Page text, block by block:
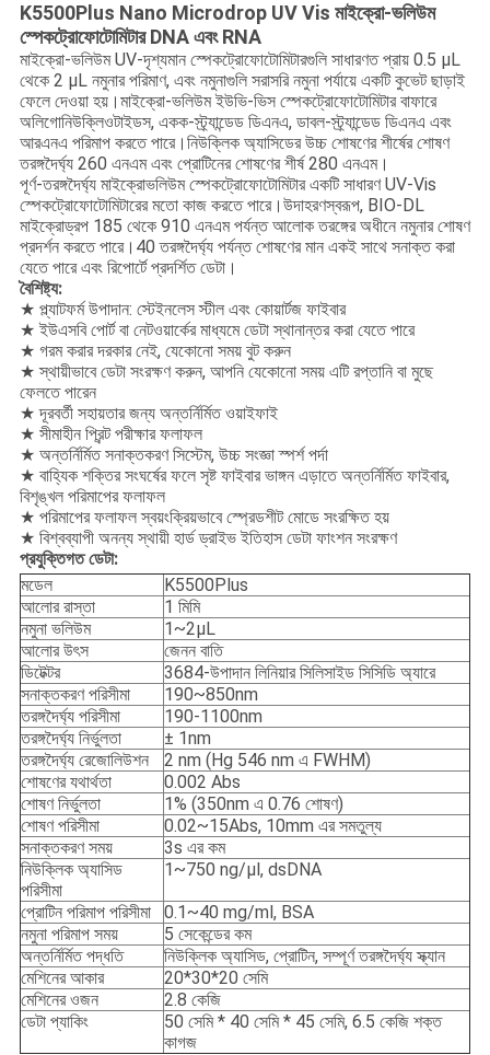
K5500Plus Nano Microdrop UV Vis মাইক্রো-ভলিউম
স্পেকট্রোফোটোমিটার DNA এবং RNA
মাইক্রো-ভলিউম UV-দৃশ্যমান স্পেকট্রোফোটোমিটারগুলি সাধারণত প্রায় 0.5 μL
থেকে 2 μL নমুনার পরিমাণ, এবং নমুনাগুলি সরাসরি নমুনা পর্যায়ে একটি কুভেট ছাড়াই
ফেলে দেওয়া হয়।মাইক্রো-ভলিউম ইউভি-ভিস স্পেকট্রোফোটোমিটার বাফারে
অলিগোনিউক্লিওটাইডস, একক-স্ট্র্যান্ডেড ডিএনএ, ডাবল-স্ট্র্যান্ডেড ডিএনএ এবং
আরএনএ পরিমাপ করতে পারে।নিউক্লিক অ্যাসিডের উচ্চ শোষণের শীর্ষের শোষণ
তরঙ্গদৈর্ঘ্য 260 এনএম এবং প্রোটিনের শোষণের শীর্ষ 280 এনএম।
পূর্ণ-তরঙ্গদৈর্ঘ্য মাইক্রোভলিউম স্পেকট্রোফোটোমিটার একটি সাধারণ UV-Vis
স্পেকট্রোফোটোমিটারের মতো কাজ করতে পারে।উদাহরণস্বরূপ, BIO-DL
মাইক্রোড্রপ 185 থেকে 910 এনএম পর্যন্ত আলোক তরঙ্গের অধীনে নমুনার শোষণ
প্রদর্শন করতে পারে।40 তরঙ্গদৈর্ঘ্য পর্যন্ত শোষণের মান একই সাথে সনাক্ত করা
যেতে পারে এবং রিপোর্টে প্রদর্শিত ডেটা।
বৈশিষ্ট্য:
★ প্ল্যাটফর্ম উপাদান: স্টেইনলেস স্টীল এবং কোয়ার্টজ ফাইবার
★ ইউএসবি পোর্ট বা নেটওয়ার্কের মাধ্যমে ডেটা স্থানান্তর করা যেতে পারে
★ গরম করার দরকার নেই, যেকোনো সময় বুট করুন
★ স্থায়ীভাবে ডেটা সংরক্ষণ করুন, আপনি যেকোনো সময় এটি রপ্তানি বা মুছে
ফেলতে পারেন
★ দূরবর্তী সহায়তার জন্য অন্তর্নির্মিত ওয়াইফাই
★ সীমাহীন প্রিন্ট পরীক্ষার ফলাফল
★ অন্তর্নির্মিত সনাক্তকরণ সিস্টেম, উচ্চ সংজ্ঞা স্পর্শ পর্দা
★ বাহ্যিক শক্তির সংঘর্ষের ফলে সৃষ্ট ফাইবার ভাঙ্গন এড়াতে অন্তর্নির্মিত ফাইবার,
বিশৃঙ্খল পরিমাপের ফলাফল
★ পরিমাপের ফলাফল স্বয়ংক্রিয়ভাবে স্প্রেডশীট মোডে সংরক্ষিত হয়
★ বিশ্বব্যাপী অনন্য স্থায়ী হার্ড ড্রাইভ ইতিহাস ডেটা ফাংশন সংরক্ষণ
প্রযুক্তিগত ডেটা:
মডেল
K5500Plus
আলোর রাস্তা
1 মিমি
নমুনা ভলিউম
1~2μL
আলোর উৎস
জেনন বাতি
ডিটেক্টর
3684-উপাদান লিনিয়ার সিলিসাইড সিসিডি অ্যারে
সনাক্তকরণ পরিসীমা
190~850nm
তরঙ্গদৈর্ঘ্য পরিসীমা
190-1100nm
তরঙ্গদৈর্ঘ্য নির্ভুলতা
± 1nm
তরঙ্গদৈর্ঘ্য রেজোলিউশন
2 nm (Hg 546 nm এ FWHM)
শোষণের যথার্থতা
0.002 Abs
শোষণ নির্ভুলতা
1% (350nm এ 0.76 শোষণ)
শোষণ পরিসীমা
0.02~15Abs, 10mm এর সমতুল্য
সনাক্তকরণ সময়
3s এর কম
নিউক্লিক অ্যাসিড
পরিসীমা
1~750 ng/μl, dsDNA
প্রোটিন পরিমাপ পরিসীমা
0.1~40 mg/ml, BSA
নমুনা পরিমাপ সময়
5 সেকেন্ডের কম
অন্তর্নির্মিত পদ্ধতি
নিউক্লিক অ্যাসিড, প্রোটিন, সম্পূর্ণ তরঙ্গদৈর্ঘ্য স্ক্যান
মেশিনের আকার
20*30*20 সেমি
মেশিনের ওজন
2.8 কেজি
ডেটা প্যাকিং
50 সেমি * 40 সেমি * 45 সেমি, 6.5 কেজি শক্ত
কাগজ